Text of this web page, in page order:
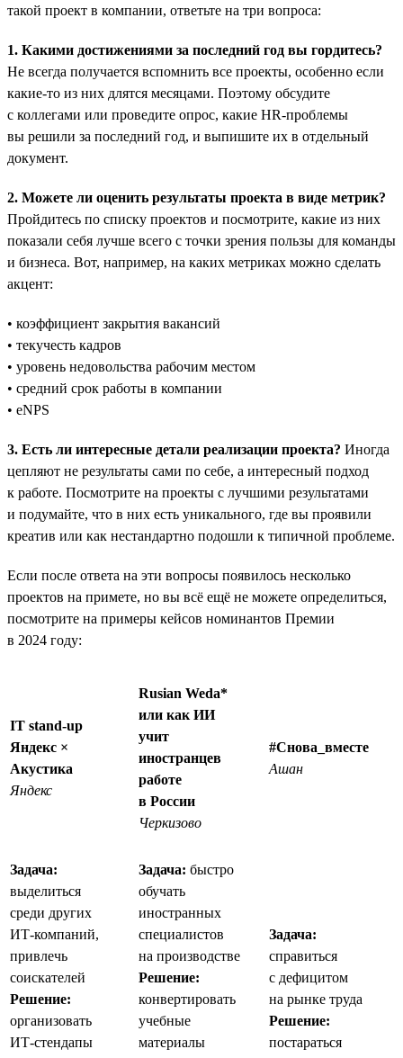
такой проект в компании, ответьте на три вопроса:
1. Какими достижениями за последний год вы гордитесь?
Не всегда получается вспомнить все проекты, особенно если
какие-то из них длятся месяцами. Поэтому обсудите
с коллегами или проведите опрос, какие HR-проблемы
вы решили за последний год, и выпишите их в отдельный
документ.
2. Можете ли оценить результаты проекта в виде метрик?
Пройдитесь по списку проектов и посмотрите, какие из них
показали себя лучше всего с точки зрения пользы для команды
и бизнеса. Вот, например, на каких метриках можно сделать
акцент:
• коэффициент закрытия вакансий
• текучесть кадров
• уровень недовольства рабочим местом
• средний срок работы в компании
• eNPS
3. Есть ли интересные детали реализации проекта? Иногда
цепляют не результаты сами по себе, а интересный подход
к работе. Посмотрите на проекты с лучшими результатами
и подумайте, что в них есть уникального, где вы проявили
креатив или как нестандартно подошли к типичной проблеме.
Если после ответа на эти вопросы появилось несколько
проектов на примете, но вы всё ещё не можете определиться,
посмотрите на примеры кейсов номинантов Премии
в 2024 году:
IT stand-up
Яндекс ×
Акустика
Яндекс
Rusian Weda*
или как ИИ
учит
иностранцев
работе
в России
Черкизово
#Снова_вместе
Ашан
Задача:
выделиться
среди других
ИТ-компаний,
привлечь
соискателей
Решение:
организовать
ИТ-стендапы
Задача: быстро
обучать
иностранных
специалистов
на производстве
Решение:
конвертировать
учебные
материалы
Задача:
справиться
с дефицитом
на рынке труда
Решение:
постараться